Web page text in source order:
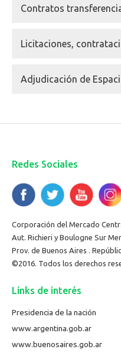
Contratos
Licitaciones,
Adjudicación de
Redes Sociales
Corporación del Mercado
Aut. Richieri y Boulogne Sur
Prov. de Buenos Aires .
©2016. Todos los derechos
Links de interés
Presidencia de la nación
www.argentina.gob.ar
www.buenosaires.gob.ar